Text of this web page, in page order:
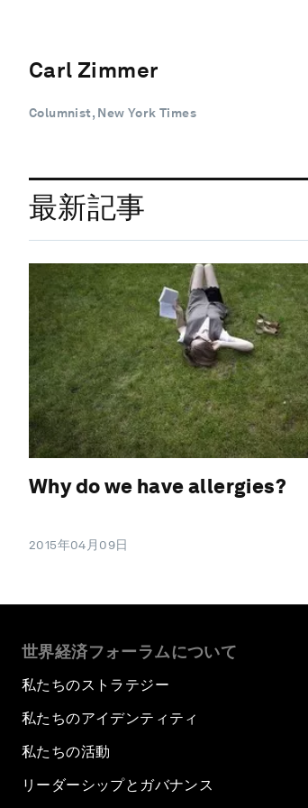
Carl Zimmer
Columnist, New York Times
最新記事
Why do we have allergies?
2015年04月09日
世界経済フォーラムについて
私たちのストラテジー
私たちのアイデンティティ
私たちの活動
リーダーシップとガバナンス